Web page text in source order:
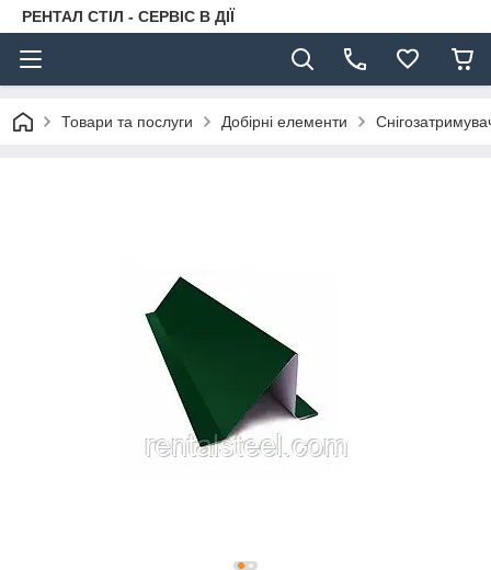
РЕНТАЛ СТІЛ - СЕРВІС В ДІЇ
Товари та послуги Добірні елементи